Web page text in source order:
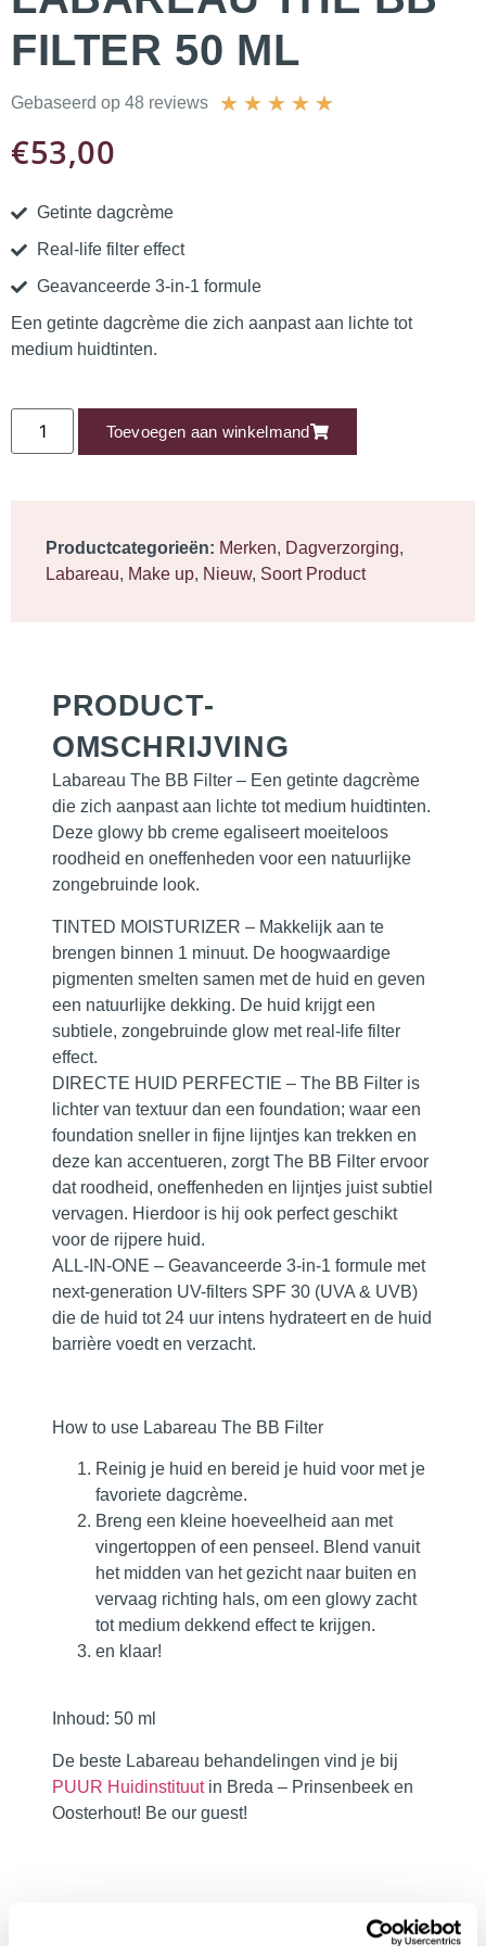
FILTER 50 ML
Gebaseerd op 48 reviews ★ ★ ★ ★ ★
€53,00
Getinte dagcrème
Real-life filter effect
Geavanceerde 3-in-1 formule
Een getinte dagcrème die zich aanpast aan lichte tot
medium huidtinten.
Toevoegen aan winkelmand
Productcategorieën: Merken, Dagverzorging,
Labareau, Make up, Nieuw, Soort Product
PRODUCT­
OMSCHRIJVING
Labareau The BB Filter – Een getinte dagcrème
die zich aanpast aan lichte tot medium huidtinten.
Deze glowy bb creme egaliseert moeiteloos
roodheid en oneffenheden voor een natuurlijke
zongebruinde look.
TINTED MOISTURIZER – Makkelijk aan te
brengen binnen 1 minuut. De hoogwaardige
pigmenten smelten samen met de huid en geven
een natuurlijke dekking. De huid krijgt een
subtiele, zongebruinde glow met real-life filter
effect.
DIRECTE HUID PERFECTIE – The BB Filter is
lichter van textuur dan een foundation; waar een
foundation sneller in fijne lijntjes kan trekken en
deze kan accentueren, zorgt The BB Filter ervoor
dat roodheid, oneffenheden en lijntjes juist subtiel
vervagen. Hierdoor is hij ook perfect geschikt
voor de rijpere huid.
ALL-IN-ONE – Geavanceerde 3-in-1 formule met
next-generation UV-filters SPF 30 (UVA & UVB)
die de huid tot 24 uur intens hydrateert en de huid
barrière voedt en verzacht.
How to use Labareau The BB Filter
Reinig je huid en bereid je huid voor met je
favoriete dagcrème.
Breng een kleine hoeveelheid aan met
vingertoppen of een penseel. Blend vanuit
het midden van het gezicht naar buiten en
vervaag richting hals, om een glowy zacht
tot medium dekkend effect te krijgen.
en klaar!
Inhoud: 50 ml
De beste Labareau behandelingen vind je bij
PUUR Huidinstituutin Breda – Prinsenbeek en
Oosterhout! Be our guest!